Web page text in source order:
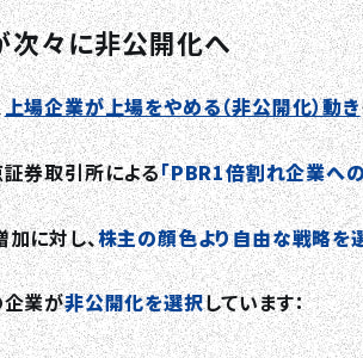
NEWS
次々に非公開化へ
上場企業が上場をやめる（非公開化）動き
証券取引所による「PBR1倍割れ企業へ
に対し、株主の顔色より自由な戦略を
企業が非公開化を選択しています：